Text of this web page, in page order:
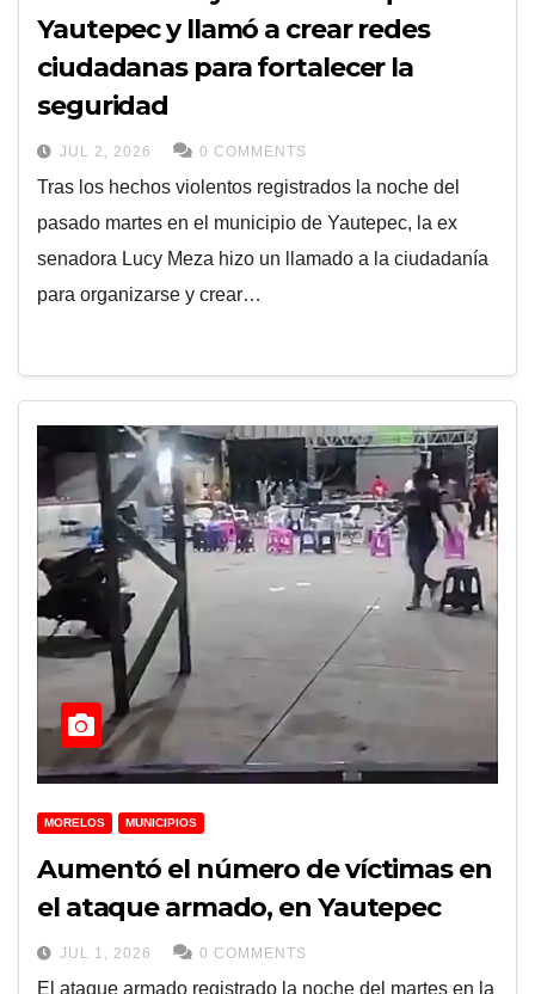
Yautepec y llamó a crear redes
ciudadanas para fortalecer la
seguridad
JUL 2, 2026 0 COMMENTS
Tras los hechos violentos registrados la noche del
pasado martes en el municipio de Yautepec, la ex
senadora Lucy Meza hizo un llamado a la ciudadanía
para organizarse y crear…
MORELOS MUNICIPIOS
Aumentó el número de víctimas en
el ataque armado, en Yautepec
JUL 1, 2026 0 COMMENTS
El ataque armado registrado la noche del martes en la